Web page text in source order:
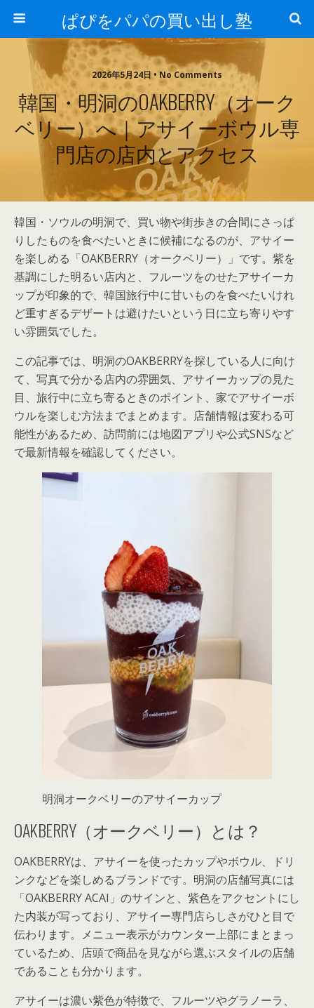
ぱぴをパパの買い出し塾
2026年5月24日 • No Comments
韓国・明洞のOAKBERRY（オーク
ベリー）へ｜アサイーボウル専
門店の店内とアクセス
韓国・ソウルの明洞で、買い物や街歩きの合間にさっぱ
りしたものを食べたいときに候補になるのが、アサイー
を楽しめる「OAKBERRY（オークベリー）」です。紫を
基調にした明るい店内と、フルーツをのせたアサイーカ
ップが印象的で、韓国旅行中に甘いものを食べたいけれ
ど重すぎるデザートは避けたいという日に立ち寄りやす
い雰囲気でした。
この記事では、明洞のOAKBERRYを探している人に向け
て、写真で分かる店内の雰囲気、アサイーカップの見た
目、旅行中に立ち寄るときのポイント、家でアサイーボ
ウルを楽しむ方法までまとめます。店舗情報は変わる可
能性があるため、訪問前には地図アプリや公式SNSなど
で最新情報を確認してください。
明洞オークベリーのアサイーカップ
OAKBERRY（オークベリー）とは？
OAKBERRYは、アサイーを使ったカップやボウル、ドリ
ンクなどを楽しめるブランドです。明洞の店舗写真には
「OAKBERRY ACAI」のサインと、紫色をアクセントにし
た内装が写っており、アサイー専門店らしさがひと目で
伝わります。メニュー表示がカウンター上部にまとまっ
ているため、店頭で商品を見ながら選ぶスタイルの店舗
であることも分かります。
アサイーは濃い紫色が特徴で、フルーツやグラノーラ、